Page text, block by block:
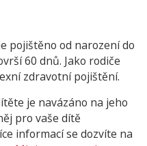
pojištěno od narození do
60 dnů. Jako rodiče
zdravotní pojištění.
je navázáno na jeho
pro vaše dítě
informací se dozvíte na